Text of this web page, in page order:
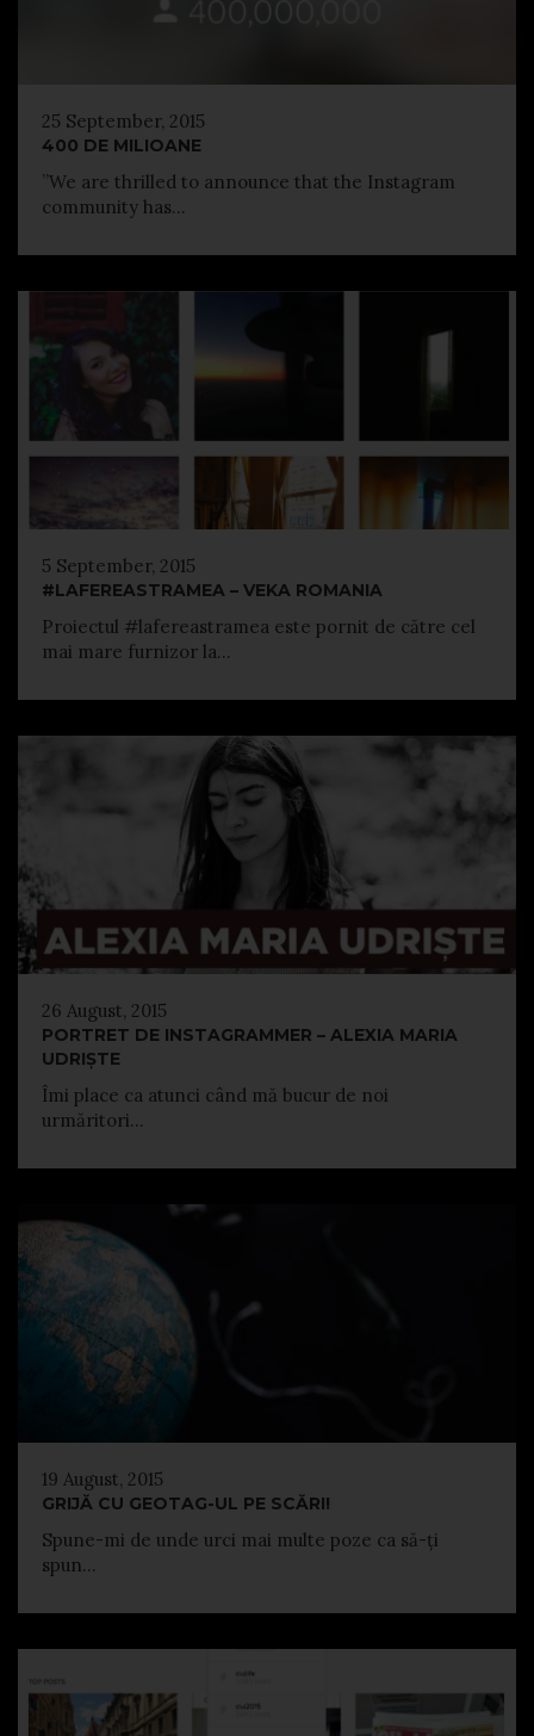
25 September, 2015
400 DE MILIOANE
”We are thrilled to announce that the Instagram
community has...
5 September, 2015
#LAFEREASTRAMEA – VEKA ROMANIA
Proiectul #lafereastramea este pornit de către cel
mai mare furnizor la...
26 August, 2015
PORTRET DE INSTAGRAMMER – ALEXIA MARIA
UDRIȘTE
Îmi place ca atunci când mă bucur de noi
urmăritori...
19 August, 2015
GRIJĂ CU GEOTAG-UL PE SCĂRI!
Spune-mi de unde urci mai multe poze ca să-ți
spun...